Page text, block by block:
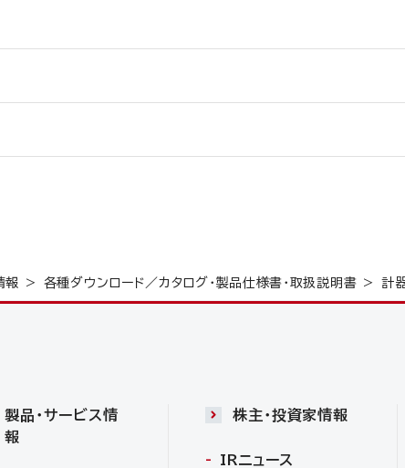
報 各種ダウンロード／カタログ・製品仕様書・取扱説明書 計
製品・サービス情
報
株主・投資家情報
IRニュース